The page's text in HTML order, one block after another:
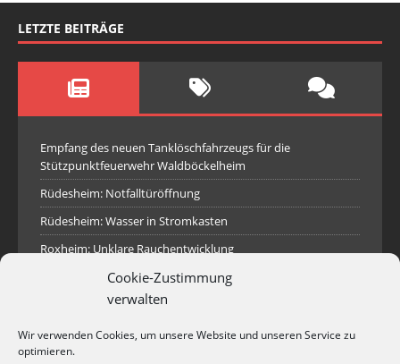
Cookie-Zustimmung
verwalten
Wir verwenden Cookies, um unsere Website und unseren Service zu
optimieren.
LETZTE BEITRÄGE
Empfang des neuen Tanklöschfahrzeugs für die
Stützpunktfeuerwehr Waldböckelheim
Rüdesheim: Notfalltüröffnung
Rüdesheim: Wasser in Stromkasten
Roxheim: Unklare Rauchentwicklung
Sprendlingen: Überörtliche Hilfe bei Industriebrand in
Sprendlingen
Rüdesheim: Aufgerissener Dieseltank